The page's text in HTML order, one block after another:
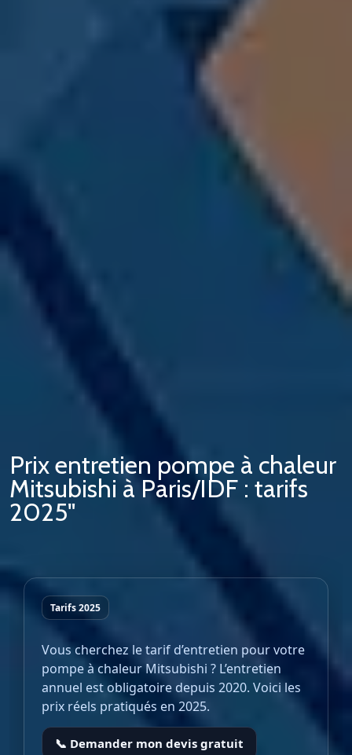
Prix entretien pompe à chaleur
Mitsubishi à Paris/IDF : tarifs
2025"
Tarifs 2025
Vous cherchez le tarif d’entretien pour votre
pompe à chaleur Mitsubishi ? L’entretien
annuel est obligatoire depuis 2020. Voici les
prix réels pratiqués en 2025.
📞 Demander mon devis gratuit